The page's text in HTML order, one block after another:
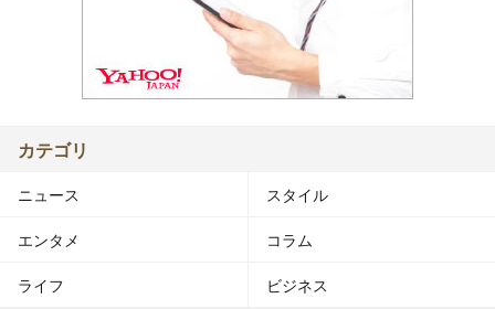
カテゴリ
ニュース スタイル
エンタメ コラム
ライフ ビジネス